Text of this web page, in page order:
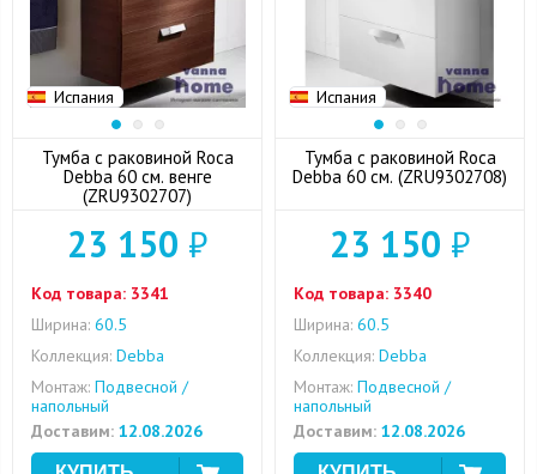
Испания
Тумба с раковиной Roca
Debba 60 см. венге
(ZRU9302707)
23 150 ₽
Код товара: 3341
Ширина: 60.5
Коллекция: Debba
Монтаж: Подвесной /
напольный
Доставим: 12.08.2026
Испания
Тумба с раковиной Roca
Debba 60 см. (ZRU9302708)
23 150 ₽
Код товара: 3340
Ширина: 60.5
Коллекция: Debba
Монтаж: Подвесной /
напольный
Доставим: 12.08.2026